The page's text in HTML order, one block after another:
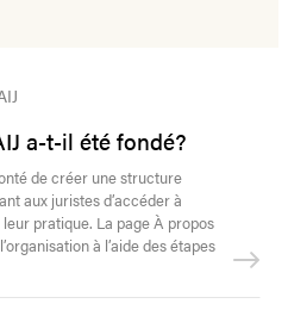
a-t-il été fondé?
de créer une structure
aux juristes d’accéder à
pratique. La page À propos
à l’aide des étapes